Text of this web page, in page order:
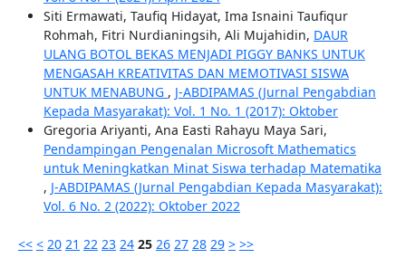
Siti Ermawati, Taufiq Hidayat, Ima Isnaini Taufiqur
Rohmah, Fitri Nurdianingsih, Ali Mujahidin, DAUR
ULANG BOTOL BEKAS MENJADI PIGGY BANKS UNTUK
MENGASAH KREATIVITAS DAN MEMOTIVASI SISWA
UNTUK MENABUNG , J-ABDIPAMAS (Jurnal Pengabdian
Kepada Masyarakat): Vol. 1 No. 1 (2017): Oktober
Gregoria Ariyanti, Ana Easti Rahayu Maya Sari,
Pendampingan Pengenalan Microsoft Mathematics
untuk Meningkatkan Minat Siswa terhadap Matematika
, J-ABDIPAMAS (Jurnal Pengabdian Kepada Masyarakat):
Vol. 6 No. 2 (2022): Oktober 2022
<< < 20 21 22 23 24 25 26 27 28 29 > >>